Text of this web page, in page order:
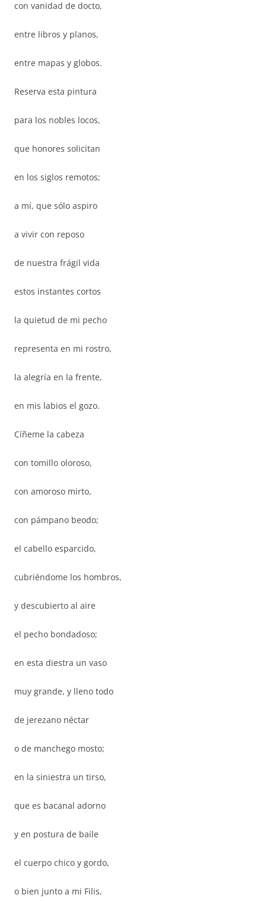
con vanidad de docto,
entre libros y planos,
entre mapas y globos.
Reserva esta pintura
para los nobles locos,
que honores solicitan
en los siglos remotos;
a mí, que sólo aspiro
a vivir con reposo
de nuestra frágil vida
estos instantes cortos
la quietud de mi pecho
representa en mi rostro,
la alegría en la frente,
en mis labios el gozo.
Cíñeme la cabeza
con tomillo oloroso,
con amoroso mirto,
con pámpano beodo;
el cabello esparcido,
cubriéndome los hombros,
y descubierto al aire
el pecho bondadoso;
en esta diestra un vaso
muy grande, y lleno todo
de jerezano néctar
o de manchego mosto;
en la siniestra un tirso,
que es bacanal adorno
y en postura de baile
el cuerpo chico y gordo,
o bien junto a mi Filis,